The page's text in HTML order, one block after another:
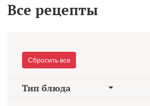
Все рецепты
Сбросить все
Тип блюда